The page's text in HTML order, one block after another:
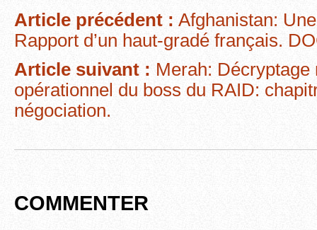
e
b
o
o
k
er
di
t
g
er
Article précédent : Afghanistan:
Rapport d’un haut-gradé français.
Article suivant : Merah: Décryptage
opérationnel du boss du RAID:
négociation.
COMMENTER